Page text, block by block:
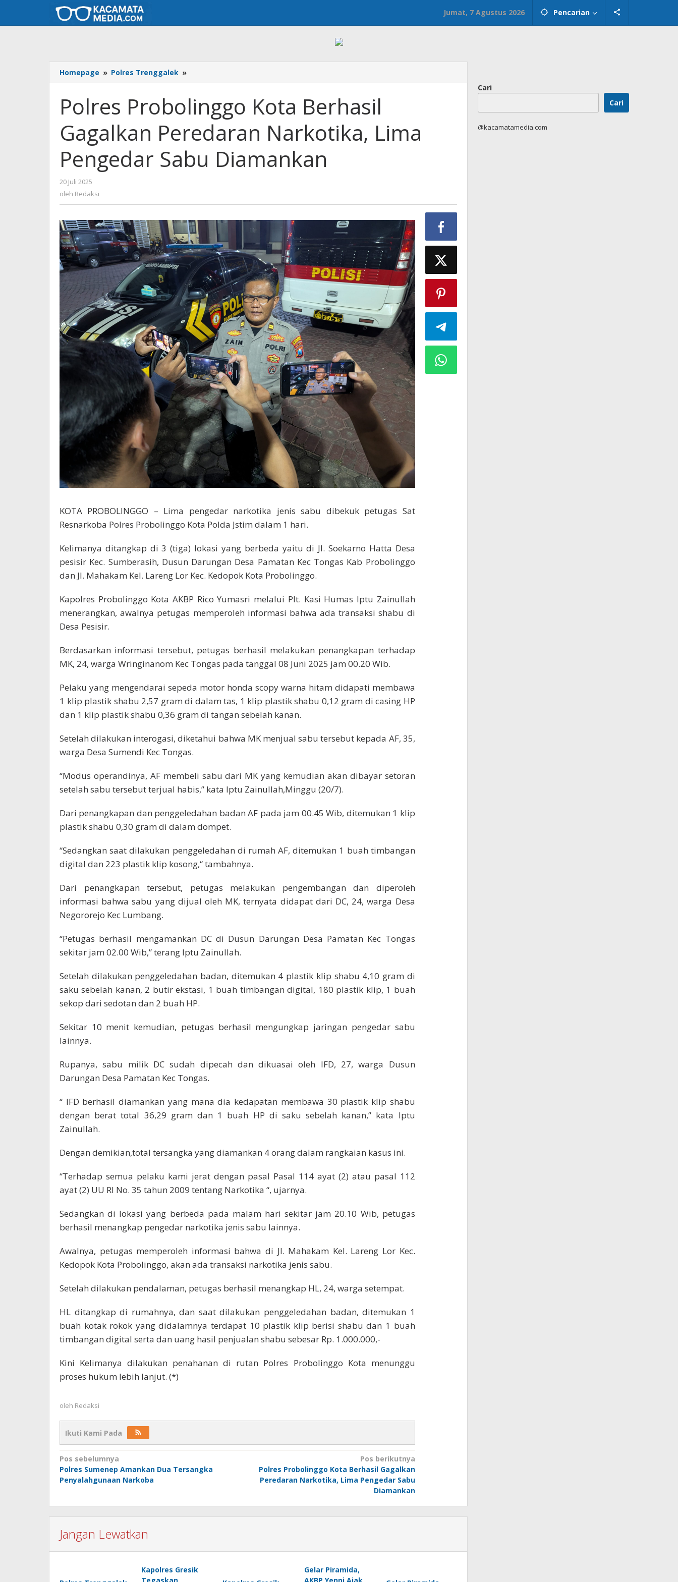
konten
Jumat, 7 Agustus 2026 Pencarian
Homepage » Polres Trenggalek »
Probolinggo
Berhasil
Gagalkan
Peredaran
Narkotika,
Pengedar
Sabu
Polres Probolinggo Kota Berhasil
Gagalkan Peredaran Narkotika, Lima
Pengedar Sabu Diamankan
20 Juli 2025
Redaksi
oleh Redaksi
KOTA PROBOLINGGO – Lima pengedar narkotika jenis sabu dibekuk petugas Sat
Resnarkoba Polres Probolinggo Kota Polda Jstim dalam 1 hari.
Kelimanya ditangkap di 3 (tiga) lokasi yang berbeda yaitu di Jl. Soekarno Hatta Desa
pesisir Kec. Sumberasih, Dusun Darungan Desa Pamatan Kec Tongas Kab Probolinggo
dan Jl. Mahakam Kel. Lareng Lor Kec. Kedopok Kota Probolinggo.
Kapolres Probolinggo Kota AKBP Rico Yumasri melalui Plt. Kasi Humas Iptu Zainullah
menerangkan, awalnya petugas memperoleh informasi bahwa ada transaksi shabu di
Desa Pesisir.
Berdasarkan informasi tersebut, petugas berhasil melakukan penangkapan terhadap
MK, 24, warga Wringinanom Kec Tongas pada tanggal 08 Juni 2025 jam 00.20 Wib.
Pelaku yang mengendarai sepeda motor honda scopy warna hitam didapati membawa
1 klip plastik shabu 2,57 gram di dalam tas, 1 klip plastik shabu 0,12 gram di casing HP
dan 1 klip plastik shabu 0,36 gram di tangan sebelah kanan.
Setelah dilakukan interogasi, diketahui bahwa MK menjual sabu tersebut kepada AF, 35,
warga Desa Sumendi Kec Tongas.
“Modus operandinya, AF membeli sabu dari MK yang kemudian akan dibayar setoran
setelah sabu tersebut terjual habis,” kata Iptu Zainullah,Minggu (20/7).
Dari penangkapan dan penggeledahan badan AF pada jam 00.45 Wib, ditemukan 1 klip
plastik shabu 0,30 gram di dalam dompet.
“Sedangkan saat dilakukan penggeledahan di rumah AF, ditemukan 1 buah timbangan
digital dan 223 plastik klip kosong,“ tambahnya.
Dari penangkapan tersebut, petugas melakukan pengembangan dan diperoleh
informasi bahwa sabu yang dijual oleh MK, ternyata didapat dari DC, 24, warga Desa
Negororejo Kec Lumbang.
“Petugas berhasil mengamankan DC di Dusun Darungan Desa Pamatan Kec Tongas
sekitar jam 02.00 Wib,” terang Iptu Zainullah.
Setelah dilakukan penggeledahan badan, ditemukan 4 plastik klip shabu 4,10 gram di
saku sebelah kanan, 2 butir ekstasi, 1 buah timbangan digital, 180 plastik klip, 1 buah
sekop dari sedotan dan 2 buah HP.
Sekitar 10 menit kemudian, petugas berhasil mengungkap jaringan pengedar sabu
lainnya.
Rupanya, sabu milik DC sudah dipecah dan dikuasai oleh IFD, 27, warga Dusun
Darungan Desa Pamatan Kec Tongas.
“ IFD berhasil diamankan yang mana dia kedapatan membawa 30 plastik klip shabu
dengan berat total 36,29 gram dan 1 buah HP di saku sebelah kanan,” kata Iptu
Zainullah.
Dengan demikian,total tersangka yang diamankan 4 orang dalam rangkaian kasus ini.
“Terhadap semua pelaku kami jerat dengan pasal Pasal 114 ayat (2) atau pasal 112
ayat (2) UU RI No. 35 tahun 2009 tentang Narkotika “, ujarnya.
Sedangkan di lokasi yang berbeda pada malam hari sekitar jam 20.10 Wib, petugas
berhasil menangkap pengedar narkotika jenis sabu lainnya.
Awalnya, petugas memperoleh informasi bahwa di Jl. Mahakam Kel. Lareng Lor Kec.
Kedopok Kota Probolinggo, akan ada transaksi narkotika jenis sabu.
Setelah dilakukan pendalaman, petugas berhasil menangkap HL, 24, warga setempat.
HL ditangkap di rumahnya, dan saat dilakukan penggeledahan badan, ditemukan 1
buah kotak rokok yang didalamnya terdapat 10 plastik klip berisi shabu dan 1 buah
timbangan digital serta dan uang hasil penjualan shabu sebesar Rp. 1.000.000,-
Kini Kelimanya dilakukan penahanan di rutan Polres Probolinggo Kota menunggu
proses hukum lebih lanjut. (*)
oleh Redaksi
Ikuti Kami Pada
Navigasi
pos
Pos sebelumnya
Polres Sumenep Amankan Dua Tersangka
Penyalahgunaan Narkoba
Pos berikutnya
Polres Probolinggo Kota Berhasil Gagalkan
Peredaran Narkotika, Lima Pengedar Sabu
Diamankan
Jangan Lewatkan
Kapolres Gresik
Gelar Piramida,
Cari
Cari
@kacamatamedia.com